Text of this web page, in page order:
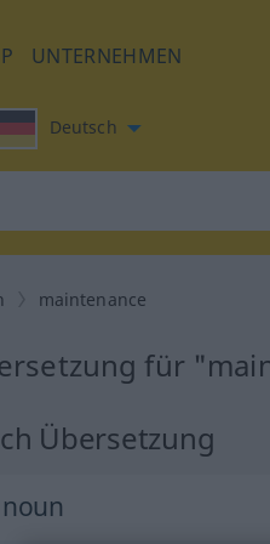
UNTERNEHMEN
Deutsch
maintenance
für
Übersetzung